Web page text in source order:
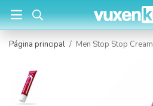
Página principal / Men Stop Stop Cream